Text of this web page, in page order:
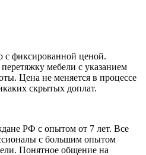
фиксированной ценой.
мебели с указанием
Цена не меняется в процессе
скрытых доплат.
РФ с опытом от 7 лет. Все
с большим опытом
Понятное общение на